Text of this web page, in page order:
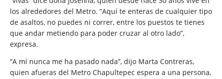
los alrededores del Metro. “Aquí te enteras de cualquier tipo
de asaltos, no puedes ni correr, entre los puestos te tienes
que andar metiendo para poder cruzar al otro lado”,
expresa.
“A mí nunca me ha pasado nada”, dijo Marta Contreras,
quien afueras del Metro Chapultepec espera a una persona,